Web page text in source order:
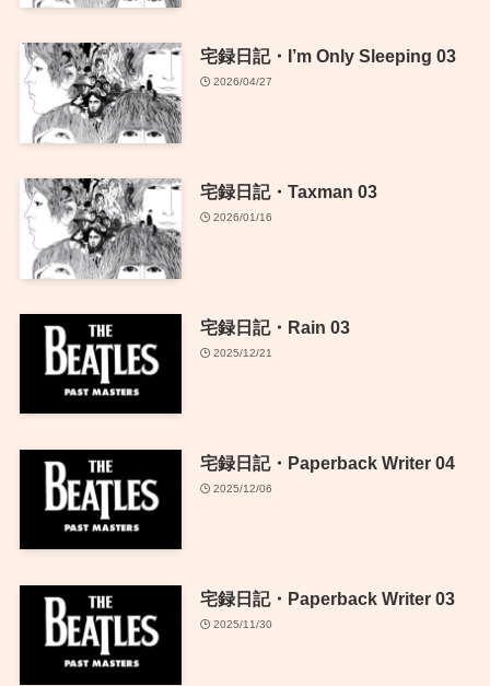
宅録日記・I’m Only Sleeping 03
2026/04/27
宅録日記・Taxman 03
2026/01/16
宅録日記・Rain 03
2025/12/21
宅録日記・Paperback Writer 04
2025/12/06
宅録日記・Paperback Writer 03
2025/11/30